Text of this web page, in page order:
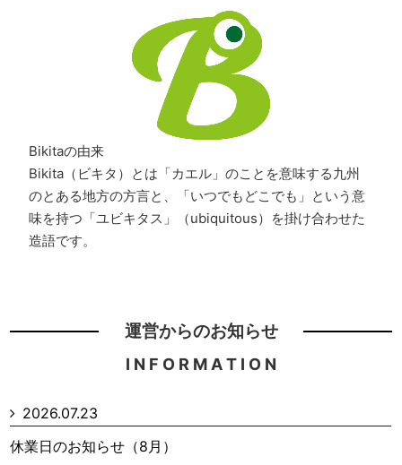
Bikitaの由来
Bikita（ビキタ）とは「カエル」のことを意味する九州
のとある地方の方言と、「いつでもどこでも」という意
味を持つ「ユビキタス」（ubiquitous）を掛け合わせた
造語です。
運営からのお知らせ
I N F O R M A T I O N
2026.07.23
休業日のお知らせ（8月）